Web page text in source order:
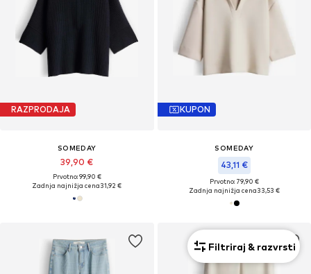
RAZPRODAJA
SOMEDAY
39,90 €
Prvotno: 99,90 €
Zadnja najnižja cena31,92 €
KUPON
SOMEDAY
43,11 €
Prvotno: 79,90 €
Zadnja najnižja cena33,53 €
Filtriraj & razvrsti